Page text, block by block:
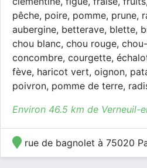
pêche, poire, pomme, prune,
aubergine, betterave, blette,
chou blanc, chou rouge,
concombre, courgette,
fève, haricot vert, oignon,
poivron, pomme de terre,
Environ 46.5 km de Verneuil-
rue de bagnolet à 75020